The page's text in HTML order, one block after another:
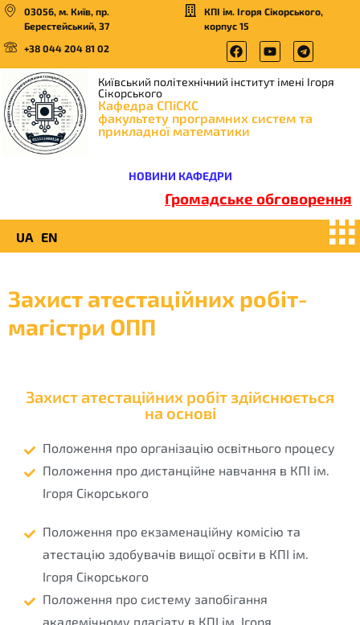
03056, м. Київ, пр.
Берестейський, 37
КПІ ім. Ігоря Сікорського,
корпус 15
+38 044 204 81 02
Київський політехнічний інститут імені Ігоря
Сікорського
Кафедра СПіСКС
факультету програмних систем та
прикладної математики
НОВИНИ КАФЕДРИ
Громадське обговорення
UA EN
Захист атестаційних робіт-
магістри ОПП
Захист атестаційних робіт здійснюється
на основі
Положення про організацію освітнього процесу
Положення про дистанційне навчання в КПІ ім.
Ігоря Сікорського
Положення про екзаменаційну комісію та
атестацію здобувачів вищої освіти в КПІ ім.
Ігоря Сікорського
Положення про систему запобігання
академічному плагіату в КПІ ім. Ігоря